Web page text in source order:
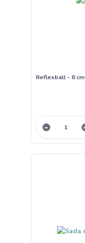
Reflexball - 8 cm